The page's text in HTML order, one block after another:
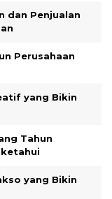
dan Penjualan
Perusahaan
yang Bikin
Tahun
yang Bikin